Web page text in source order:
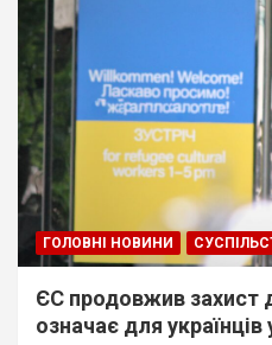
ГОЛОВНІ НОВИНИ
ЄС продовжив захист
означає для українців